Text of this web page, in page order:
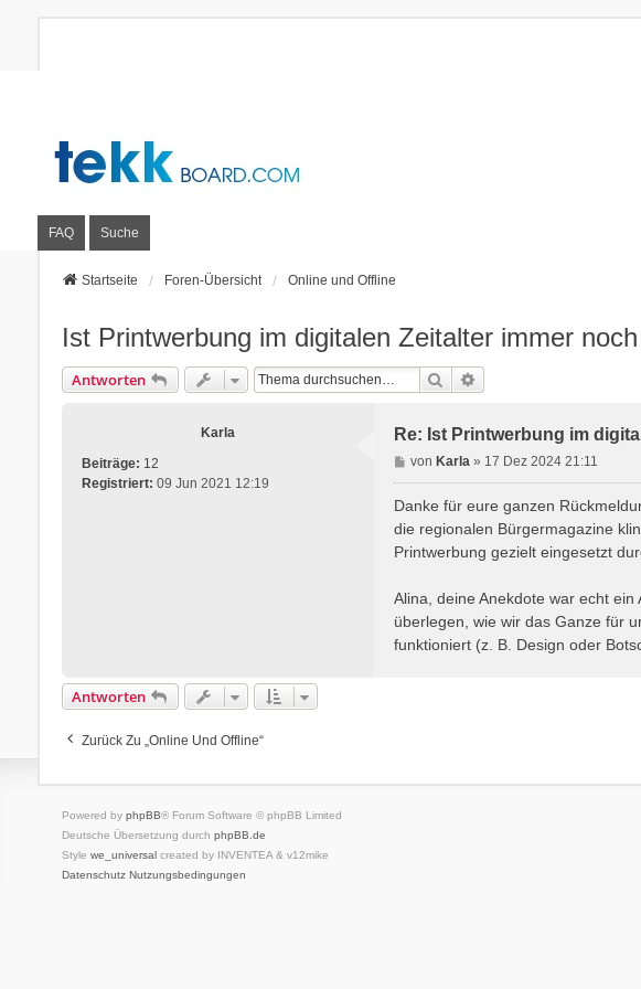
FAQ Suche
Startseite Foren-Übersicht Online und Offline
Ist Printwerbung im digitalen Zeitalter immer
Antworten Suche
Karla
Beiträge: 12
Registriert: 09 Jun 2021 12:19
Re: Ist Printwerbung im
B
e
i
a
von Karla » 17 Dez 2024 21:11
Danke für eure ganzen
die regionalen Bürgermagazine
Printwerbung gezielt eingesetzt
Alina, deine Anekdote war echt
überlegen, wie wir das Ganze für
funktioniert (z. B. Design oder
Antworten
Zurück Zu „Online Und Offline“
Powered by phpBB® Forum Software © phpBB Limited
Deutsche Übersetzung durch phpBB.de
Style we_universal created by INVENTEA & v12mike
Datenschutz Nutzungsbedingungen